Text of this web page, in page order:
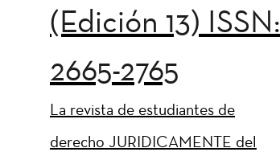
(Edición 13) ISSN:
2665-2765
La revista de estudiantes de
derecho JURIDICAMENTE del